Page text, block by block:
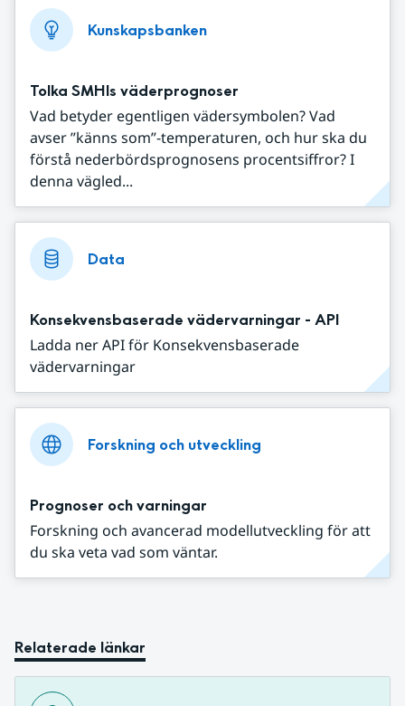
Kunskapsbanken
Tolka SMHIs väderprognoser
Vad betyder egentligen vädersymbolen? Vad
avser ”känns som”-temperaturen, och hur ska du
förstå nederbördsprognosens procentsiffror? I
denna vägled...
Data
Konsekvensbaserade vädervarningar - API
Ladda ner API för Konsekvensbaserade
vädervarningar
Forskning och utveckling
Prognoser och varningar
Forskning och avancerad modellutveckling för att
du ska veta vad som väntar.
Relaterade länkar